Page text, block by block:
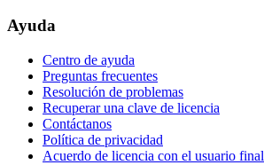
Ayuda
Centro de ayuda
Preguntas frecuentes
Resolución de problemas
Recuperar una clave de licencia
Contáctanos
Política de privacidad
Acuerdo de licencia con el usuario final